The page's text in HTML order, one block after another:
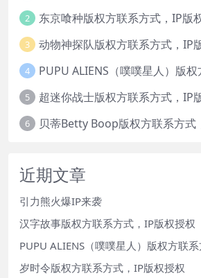
2 东京喰种版权方联系方式，IP版
3 动物神探队版权方联系方式，IP
4
5 超迷你战士版权方联系方式，IP
6 贝蒂Betty Boop版权方联系方式
近期文章
引力熊火爆IP来袭
汉字故事版权方联系方式，IP版权授权
PUPU ALIENS（噗噗星人）版权方联
岁时令版权方联系方式，IP版权授权